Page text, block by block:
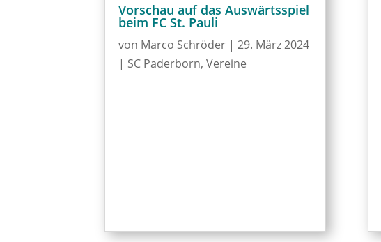
Vorschau auf das Auswärtsspiel
beim FC St. Pauli
von Marco Schröder| 29. März 2024
| SC Paderborn, Vereine